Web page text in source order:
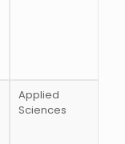
Applied
Sciences